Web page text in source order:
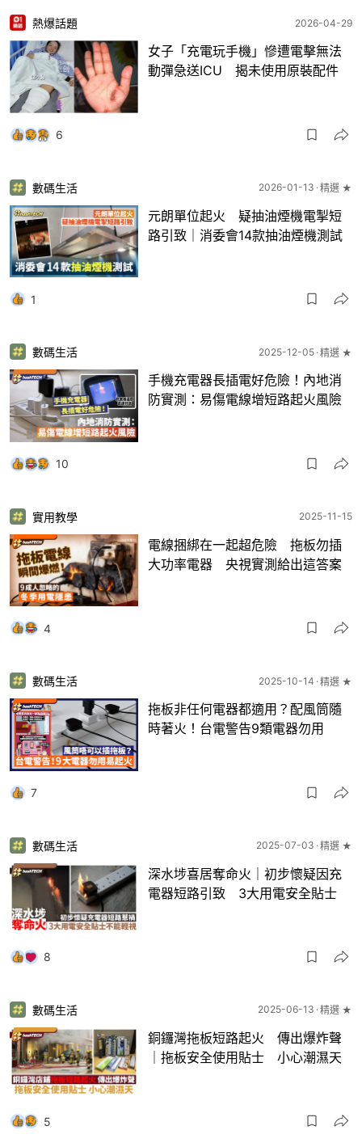
熱爆話題 2026-04-29
女子「充電玩手機」慘遭電擊無法
動彈急送ICU 揭未使用原裝配件
6
數碼生活 2026-01-13 精選 ★
元朗單位起火 疑抽油煙機電掣短
路引致｜消委會14款抽油煙機測試
1
數碼生活 2025-12-05 精選 ★
手機充電器長插電好危險！內地消
防實測：易傷電線增短路起火風險
10
實用教學 2025-11-15
電線捆綁在一起超危險 拖板勿插
大功率電器 央視實測給出這答案
4
數碼生活 2025-10-14 精選 ★
拖板非任何電器都適用？配風筒隨
時著火！台電警告9類電器勿用
7
數碼生活 2025-07-03 精選 ★
深水埗喜居奪命火｜初步懷疑因充
電器短路引致 3大用電安全貼士
8
數碼生活 2025-06-13 精選 ★
銅鑼灣拖板短路起火 傳出爆炸聲
｜拖板安全使用貼士 小心潮濕天
5